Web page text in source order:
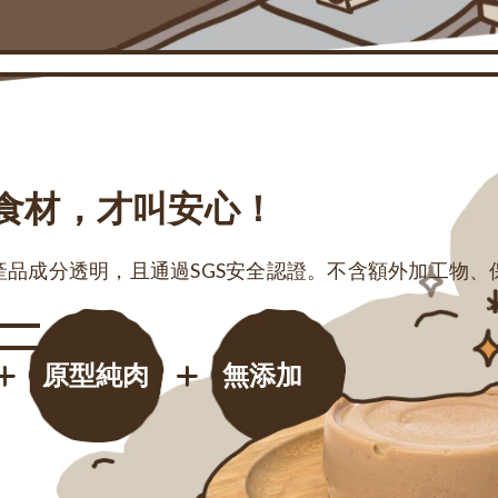
材，才叫安心！
成分透明，且通過SGS安全認證。不含額外加工物
原型純肉 無添加